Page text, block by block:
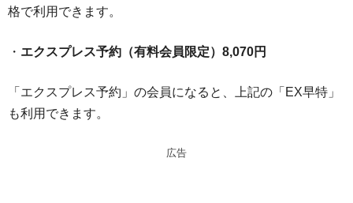
格で利用できます。
・ エクスプレス予約（有料会員限定）8,070円
「エクスプレス予約」の会員になると、上記の「EX早特」
も利用できます。
広告